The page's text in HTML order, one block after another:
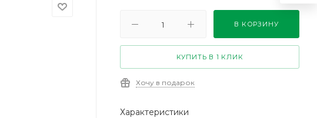
В КОРЗИНУ
КУПИТЬ В 1 КЛИК
Хочу в подарок
Характеристики